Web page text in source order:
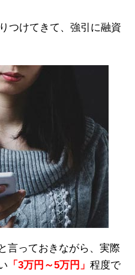
つけてきて、強引に融資
と言っておきながら、実際
「3万円～5万円」 程度で